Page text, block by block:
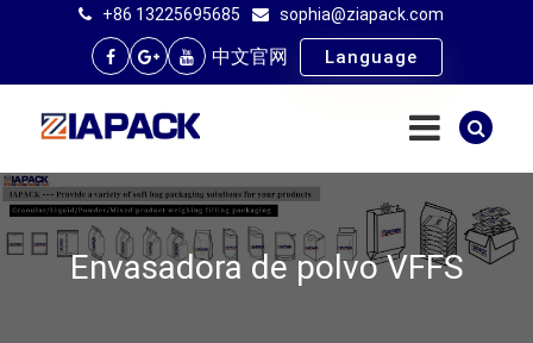
+86 13225695685 sophia@ziapack.com
中文官网 Language
Envasadora de polvo VFFS